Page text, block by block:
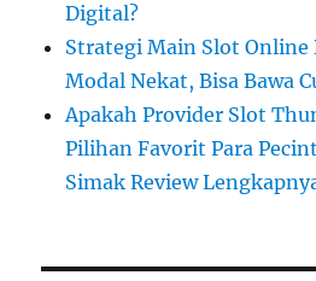
Digital?
Strategi Main Slot Online
Modal Nekat, Bisa Bawa
Apakah Provider Slot
Pilihan Favorit Para
Simak Review